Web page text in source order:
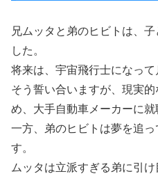
兄ムッタと弟のヒビトは、
した。
将来は、宇宙飛行士になって
そう誓い合いますが、現実
め、大手自動車メーカーに就
一方、弟のヒビトは夢を追
す。
ムッタは立派すぎる弟に引